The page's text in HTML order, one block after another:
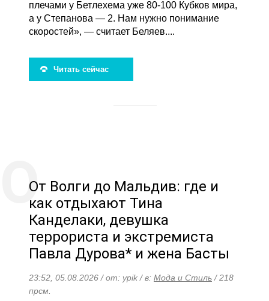
плечами у Бетлехема уже 80-100 Кубков мира,
а у Степанова — 2. Нам нужно понимание
скоростей», — считает Беляев....
Читать сейчас
От Волги до Мальдив: где и
как отдыхают Тина
Канделаки, девушка
террориста и экстремиста
Павла Дурова* и жена Басты
23:52, 05.08.2026 / от: ypik / в: Мода и Стиль / 218
прсм.